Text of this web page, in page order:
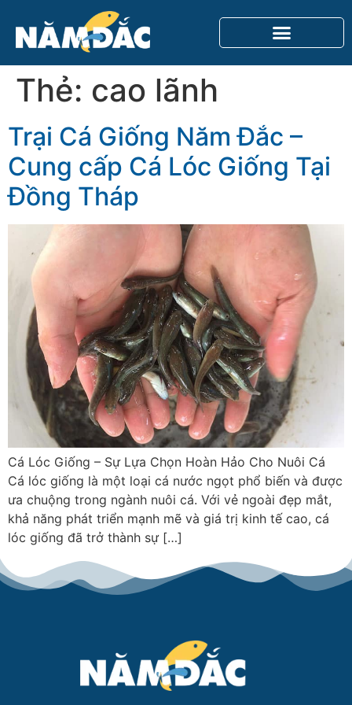
Thẻ: cao lãnh
Trại Cá Giống Năm Đắc –
Cung cấp Cá Lóc Giống Tại
Đồng Tháp
Cá Lóc Giống – Sự Lựa Chọn Hoàn Hảo Cho Nuôi Cá
Cá lóc giống là một loại cá nước ngọt phổ biến và được
ưa chuộng trong ngành nuôi cá. Với vẻ ngoài đẹp mắt,
khả năng phát triển mạnh mẽ và giá trị kinh tế cao, cá
lóc giống đã trở thành sự […]